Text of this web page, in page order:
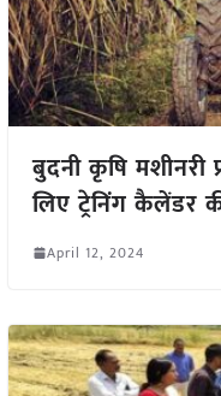
बुदनी कृषि
लिए ट्रेनिंग कैलेंडर
April 12, 2024